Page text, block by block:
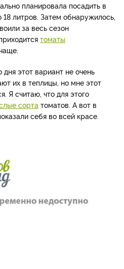
планировала посадить в
литров. Затем обнаружилось,
за весь сезон
томаты
дня этот вариант не очень
их в теплицы, но мне этот
Я считаю, что для этого
сорта томатов. А вот в
себя во всей красе.